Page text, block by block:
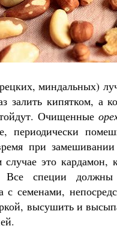
миндальных)
залить кипятком, а
Очищенные
периодически
при
это кардамон,
Все специи
с семенами,
высушить и